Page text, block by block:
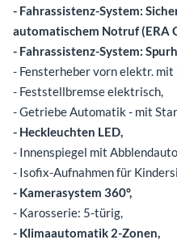
- Fahrassistenz-System:
automatischem Notruf (ERA
- Fahrassistenz-System:
- Fensterheber vorn elektr. mit
- Feststellbremse elektrisch,
- Getriebe Automatik - mit
- Heckleuchten LED,
- Innenspiegel mit
- Isofix-Aufnahmen für
- Kamerasystem 360°,
- Karosserie: 5-türig,
- Klimaautomatik 2-Zonen,